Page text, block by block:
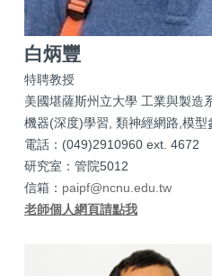
白炳豐
特聘教授
美國堪薩斯州立大學 工業與製造
機器(深度)學習, 類神經網路,模
電話：(049)2910960 ext. 4672
研究室：管院5012
信箱： paipf@ncnu.edu.tw
老師個人網頁請點我